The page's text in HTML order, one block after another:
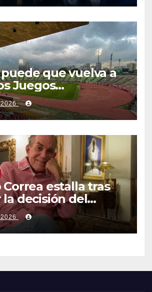
puede que vuelva a
Juegos
y del
mas de 70 años
2026
estalla tras
la decisión del
su caso